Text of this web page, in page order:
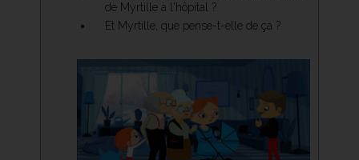
de Myrtille à l'hôpital ?
Et Myrtille, que pense-t-elle de ça ?